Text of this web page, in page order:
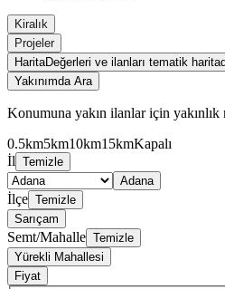
Kiralık
Projeler
HaritaDeğerleri ve ilanları tematik
Yakınımda Ara
Konumuna yakın ilanlar için yakınlık
0.5km5km10km15kmKapalı
İl Temizle
Adana
İlçe Temizle
Sarıçam
Semt/Mahalle Temizle
Yürekli Mahallesi
Fiyat